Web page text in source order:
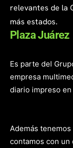
relevantes de la
más estados.
Plaza Juárez
Es parte del
empresa
diario impreso
Además
contamos con un